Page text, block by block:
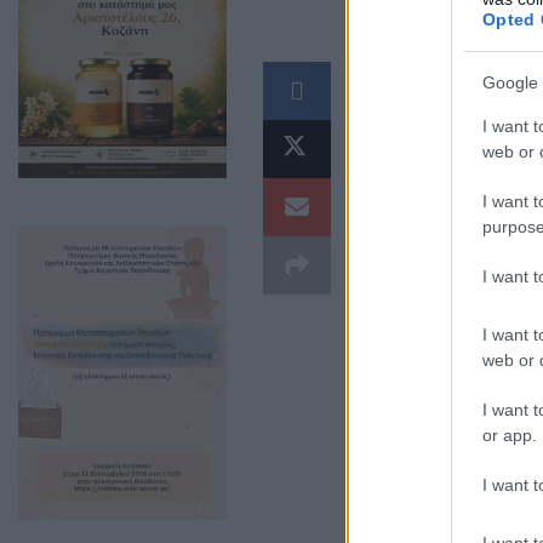
Opted
Google
I want
web or
I want
I want
I want
web or
I want
or app.
I want
*και
του